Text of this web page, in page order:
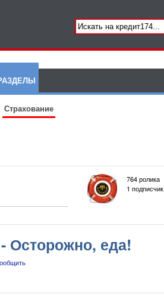
Страхование
764 ролика
1 подписчик
еда!